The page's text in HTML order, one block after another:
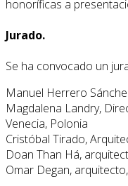
honoríficas a
Jurado.
Se ha convocado un
Manuel Herrero
Magdalena Landry,
Venecia, Polonia
Cristóbal Tirado,
Doan Than Há,
Omar Degan,